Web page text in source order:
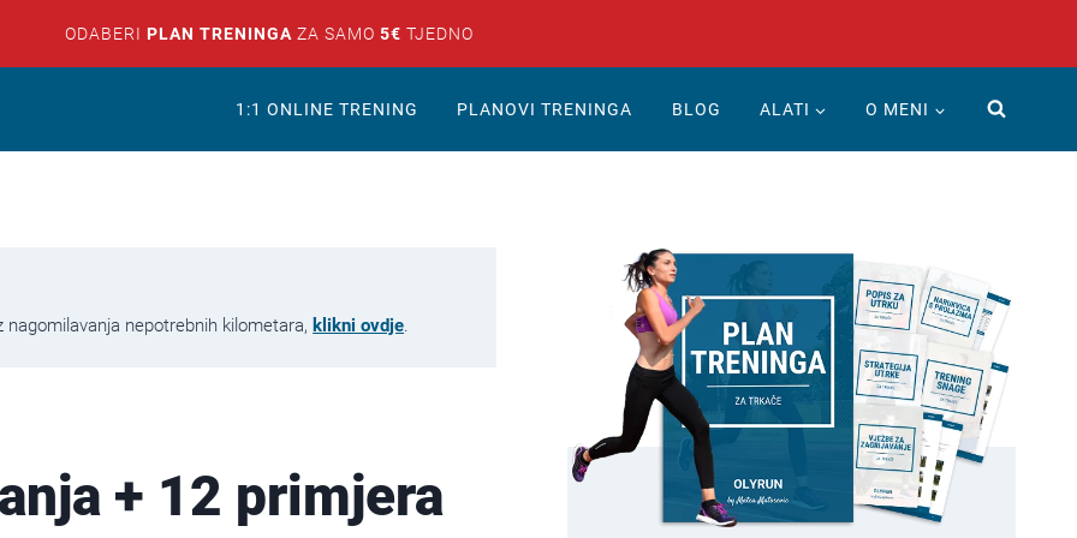
ODABERI PLAN TRENINGA ZA SAMO 5€ TJEDNO
1:1 ONLINE TRENING PLANOVI TRENINGA BLOG ALATI O MENI
nepotrebnih kilometara, klikni ovdje.
+ 12 primjera